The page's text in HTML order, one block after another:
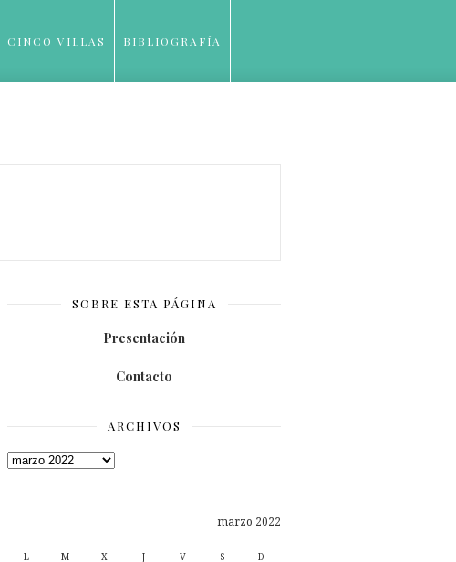
CINCO VILLAS BIBLIOGRAFÍA
SOBRE ESTA PÁGINA
Presentación
Contacto
ARCHIVOS
Archivos
marzo 2022
L M X J V S D